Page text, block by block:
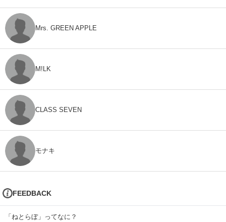
Mrs. GREEN APPLE
M!LK
CLASS SEVEN
モナキ
FEEDBACK
「ねとらぼ」ってなに？